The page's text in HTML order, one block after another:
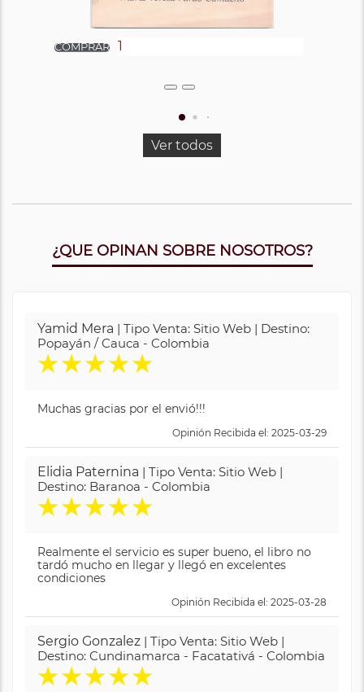
Ver todos
¿QUE OPINAN SOBRE NOSOTROS?
Yamid Mera | Tipo Venta: Sitio Web | Destino:
Popayán / Cauca - Colombia
★★★★★
Muchas gracias por el envió!!!
Opinión Recibida el: 2025-03-29
Elidia Paternina | Tipo Venta: Sitio Web |
Destino: Baranoa - Colombia
★★★★★
Realmente el servicio es super bueno, el libro no
tardó mucho en llegar y llegó en excelentes
condiciones
Opinión Recibida el: 2025-03-28
Sergio Gonzalez | Tipo Venta: Sitio Web |
Destino: Cundinamarca - Facatativá - Colombia
★★★★★